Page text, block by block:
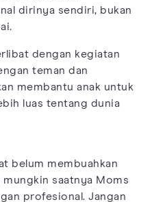
dirinya sendiri, bukan
dengan kegiatan
teman dan
membantu anak untuk
luas tentang dunia
belum membuahkan
mungkin saatnya Moms
profesional. Jangan